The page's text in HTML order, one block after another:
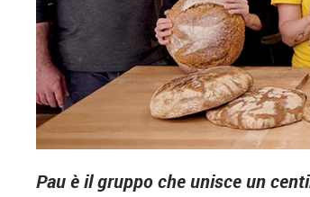
Pau è il gruppo che unisce un